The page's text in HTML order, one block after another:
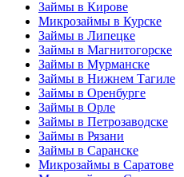
Займы в Кирове
Микрозаймы в Курске
Займы в Липецке
Займы в Магнитогорске
Займы в Мурманске
Займы в Нижнем Тагиле
Займы в Оренбурге
Займы в Орле
Займы в Петрозаводске
Займы в Рязани
Займы в Саранске
Микрозаймы в Саратове